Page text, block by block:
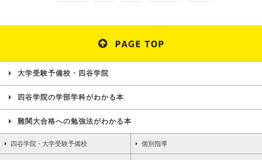
大学受験予備校・四谷学院
四谷学院の学部学科がわかる本
難関大合格への勉強法がわかる本
四谷学院 - 大学受験予備校 個別指導